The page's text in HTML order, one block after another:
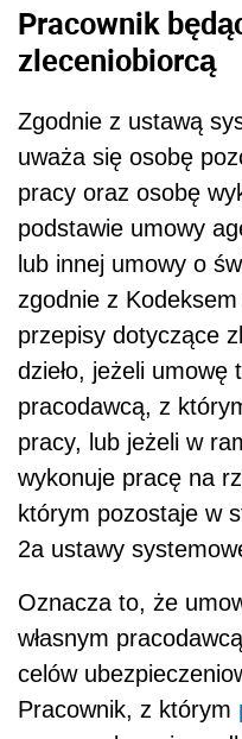
przepisy dotyczące
dzieło, jeżeli umowę
pracodawcą, z
pracy, lub jeżeli w
wykonuje pracę na
którym pozostaje w
2a ustawy
Oznacza to, że
własnym
celów
Pracownik, z którym
umowę-zlecenie
ubezpieczeniom
chorobowemu i
ubezpieczeniu
wymiaru składek na
stanowi w takim
uzyskiwany z tytułu
zlecenia. Należy
ubezpieczenie